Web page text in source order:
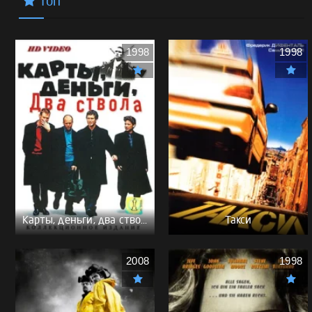
Карты, деньги, два ствола - (Перевод Гоблина)
1998
Такси
1998
2008 1998